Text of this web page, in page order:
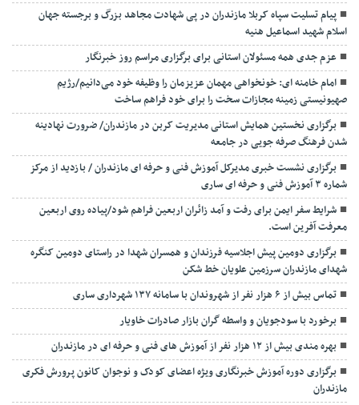
پیام تسلیت سپاه کربلا مازندران در پی شهادت مجاهد بزرگ و برجسته جهان
اسلام شهید اسماعیل هنیه
عزم جدی همه مسئولان استانی برای برگزاری مراسم روز خبرنگار
امام خامنه ای: خونخواهی مهمان عزیزمان را وظیفه خود می‌دانیم/رژیم
صهیونیستی زمینه مجازات سخت را برای خود فراهم ساخت
برگزاری نخستین همایش استانی مدیریت کربن در مازندران/ ضرورت نهادینه
شدن فرهنگ صرفه جویی در جامعه
برگزاری نشست خبری مدیرکل آموزش فنی و حرفه ای مازندران / بازدید از مرکز
شماره ۳ آموزش فنی و حرفه ای ساری
شرایط سفر ایمن برای رفت و آمد زائران اربعین فراهم شود/پیاده روی اربعین
معرفت آفرین است.
برگزاری دومین پیش اجلاسیه فرزندان و همسران شهدا در راستای دومین کنگره
شهدای مازندران سرزمین علویان خط شکن
تماس بیش از ۶ هزار نفر از شهروندان با سامانه ۱۳۷ شهرداری ساری
برخورد با سودجویان و واسطه گران بازار صادرات خاویار
بهره مندی بیش از ۱۲ هزار نفر از آموزش های فنی و حرفه ای در مازندران
برگزاری دوره آموزش خبرنگاری ویژه اعضای کودک و نوجوان کانون پرورش فکری
مازندران